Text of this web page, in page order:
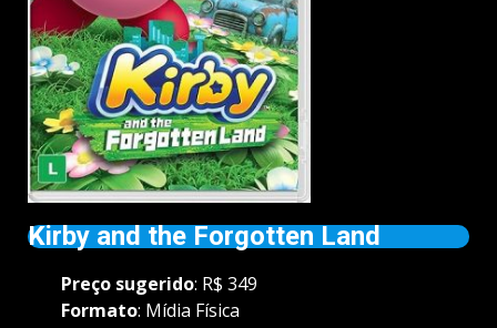
Kirby and the Forgotten Land
Preço sugerido: R$ 349
Formato: Mídia Física